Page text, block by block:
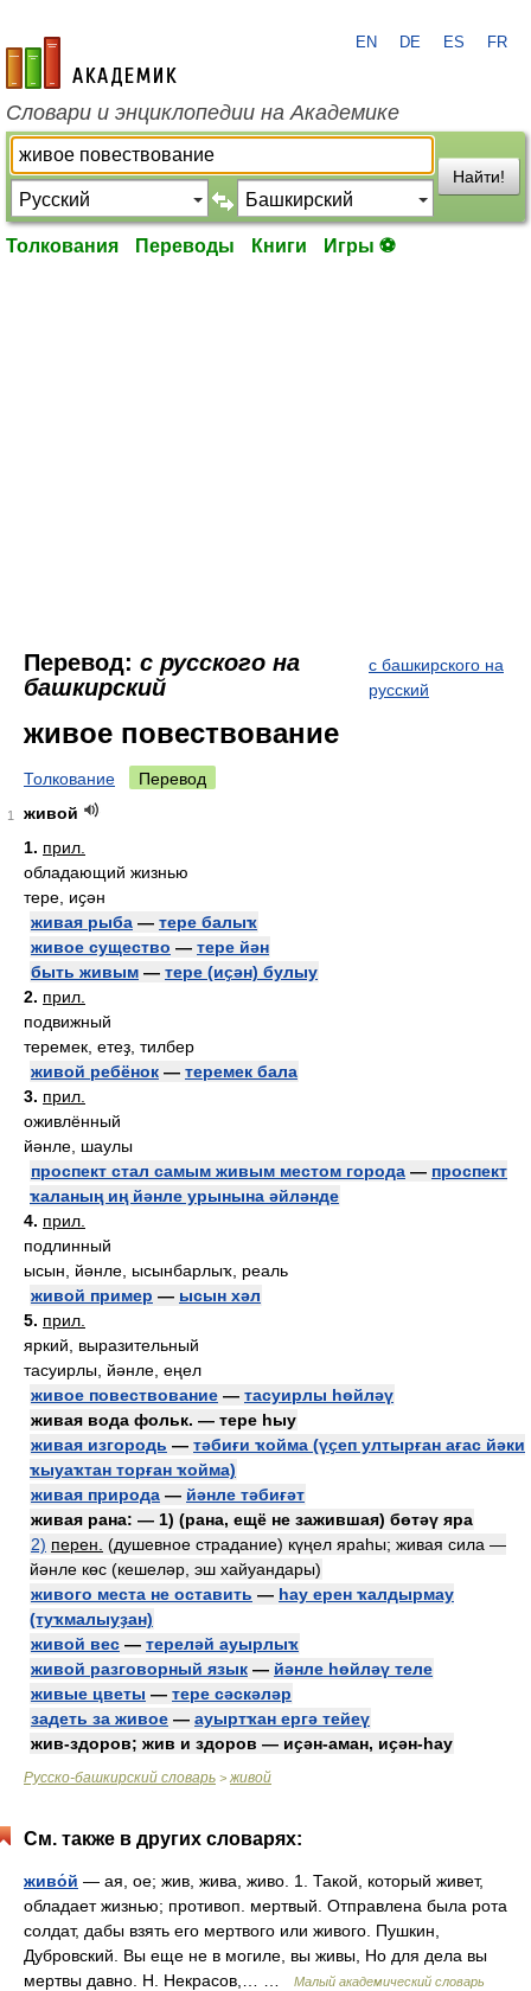
academic.ru
EN DE ES FR
Словари и энциклопедии на Академике
Найти!
Толкования Переводы Книги Игры ⚽
Перевод: с русского на
башкирский
с башкирского на
русский
живое повествование
Толкование Перевод
1
живой
1. прил.
обладающий жизнью
тере, иҫән
живая рыба — тере балыҡ
живое существо — тере йән
быть живым — тере (иҫән) булыу
2. прил.
подвижный
теремек, етеҙ, тилбер
живой ребёнок — теремек бала
3. прил.
оживлённый
йәнле, шаулы
проспект стал самым живым местом города — проспект
ҡаланың иң йәнле урынына әйләнде
4. прил.
подлинный
ысын, йәнле, ысынбарлыҡ, реаль
живой пример — ысын хәл
5. прил.
яркий, выразительный
тасуирлы, йәнле, еңел
живое повествование — тасуирлы һөйләү
живая вода фольк. — тере һыу
живая изгородь — тәбиғи ҡойма (үҫеп ултырған ағас йәки
ҡыуаҡтан торған ҡойма)
живая природа — йәнле тәбиғәт
живая рана: — 1) (рана, ещё не зажившая) бөтәү яра
2) перен. (душевное страдание) күңел яраһы; живая сила —
йәнле көс (кешеләр, эш хайуандары)
живого места не оставить — һау ерен ҡалдырмау
(туҡмалыуҙан)
живой вес — тереләй ауырлыҡ
живой разговорный язык — йәнле һөйләү теле
живые цветы — тере сәскәләр
задеть за живое — ауыртҡан ергә тейеү
жив-здоров; жив и здоров — иҫән-аман, иҫән-һау
Русско-башкирский словарь > живой
См. также в других словарях:
живо́й — ая, ое; жив, жива, живо. 1. Такой, который живет,
обладает жизнью; противоп. мертвый. Отправлена была рота
солдат, дабы взять его мертвого или живого. Пушкин,
Дубровский. Вы еще не в могиле, вы живы, Но для дела вы
мертвы давно. Н. Некрасов,… …
Малый академический словарь